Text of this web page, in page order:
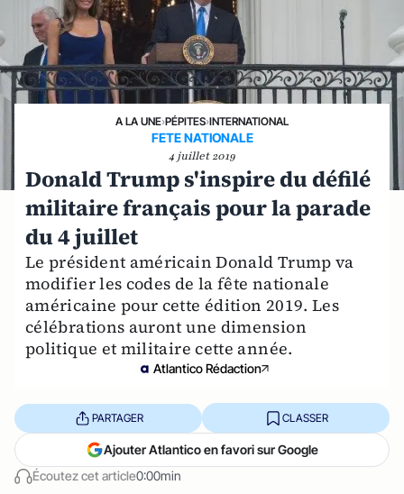
A LA UNE›PÉPITES›INTERNATIONAL
FETE NATIONALE
4 juillet 2019
Donald Trump s'inspire du défilé
militaire français pour la parade
du 4 juillet
Le président américain Donald Trump va
modifier les codes de la fête nationale
américaine pour cette édition 2019. Les
célébrations auront une dimension
politique et militaire cette année.
Atlantico Rédaction
Écoutez cet article0:00min
PARTAGER CLASSER
Ajouter Atlantico en favori sur Google